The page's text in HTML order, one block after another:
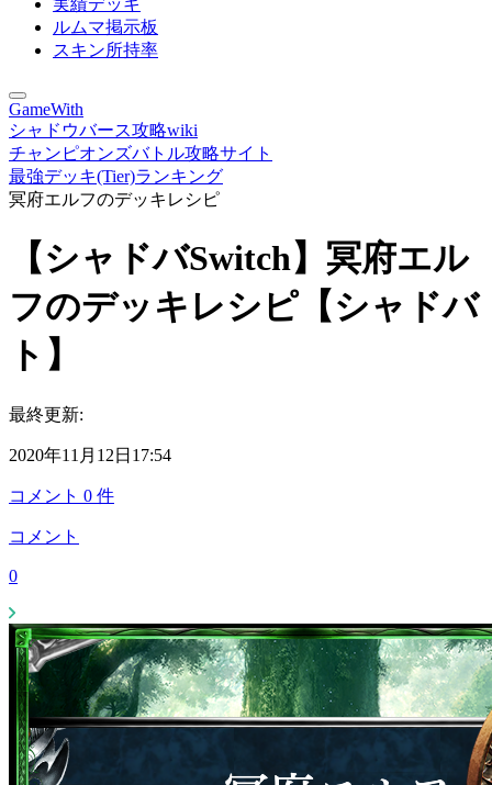
実績デッキ
ルムマ掲示板
スキン所持率
GameWith
シャドウバース攻略wiki
チャンピオンズバトル攻略サイト
最強デッキ(Tier)ランキング
冥府エルフのデッキレシピ
【シャドバSwitch】冥府エル
フのデッキレシピ【シャドバ
ト】
最終更新:
2020年11月12日17:54
コメント 0 件
コメント
0